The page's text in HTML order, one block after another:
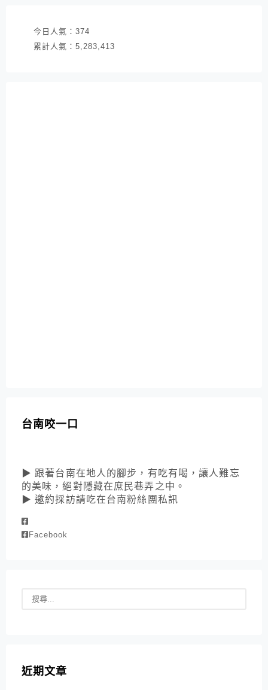
今日人氣： 374
累計人氣： 5,283,413
台南咬一口
▶ 跟著台南在地人的腳步，有吃有喝，讓人難忘
的美味，絕對隱藏在庶民巷弄之中。
▶ 邀約採訪請吃在台南粉絲團私訊
Facebook
近期文章